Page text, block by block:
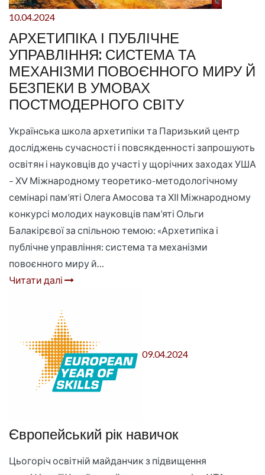
10.04.2024
АРХЕТИПІКА І ПУБЛІЧНЕ
УПРАВЛІННЯ: СИСТЕМА ТА
МЕХАНІЗМИ ПОВОЄННОГО МИРУ Й
БЕЗПЕКИ В УМОВАХ
ПОСТМОДЕРНОГО СВІТУ
Українська школа архетипіки та Паризький центр
досліджень сучасності і повсякденності запрошують
освітян і науковців до участі у щорічних заходах УША
– ХV Міжнародному теоретико-методологічному
семінарі пам’яті Олега Амосова та ХІІ Міжнародному
конкурсі молодих науковців пам’яті Ольги
Балакірєвої за спільною темою: «Архетипіка і
публічне управління: система та механізми
повоєнного миру й…
Читати далі
09.04.2024
Європейський рік навичок
Цьогоріч освітній майданчик з підвищення